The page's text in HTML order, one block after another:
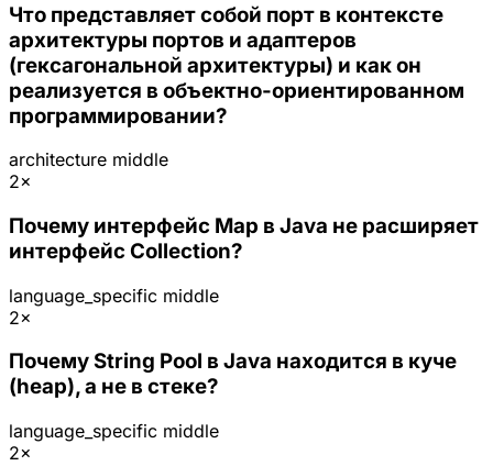
Что представляет собой порт в контексте
архитектуры портов и адаптеров
(гексагональной архитектуры) и как он
реализуется в объектно-ориентированном
программировании?
architecture middle
2×
Почему интерфейс Map в Java не расширяет
интерфейс Collection?
language_specific middle
2×
Почему String Pool в Java находится в куче
(heap), а не в стеке?
language_specific middle
2×